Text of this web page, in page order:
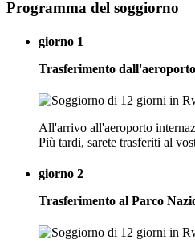
Programma del soggiorno
giorno 1
Trasferimento
All'arrivo all'aeroporto
Più tardi, sarete trasferiti al
giorno 2
Trasferimento al Parco